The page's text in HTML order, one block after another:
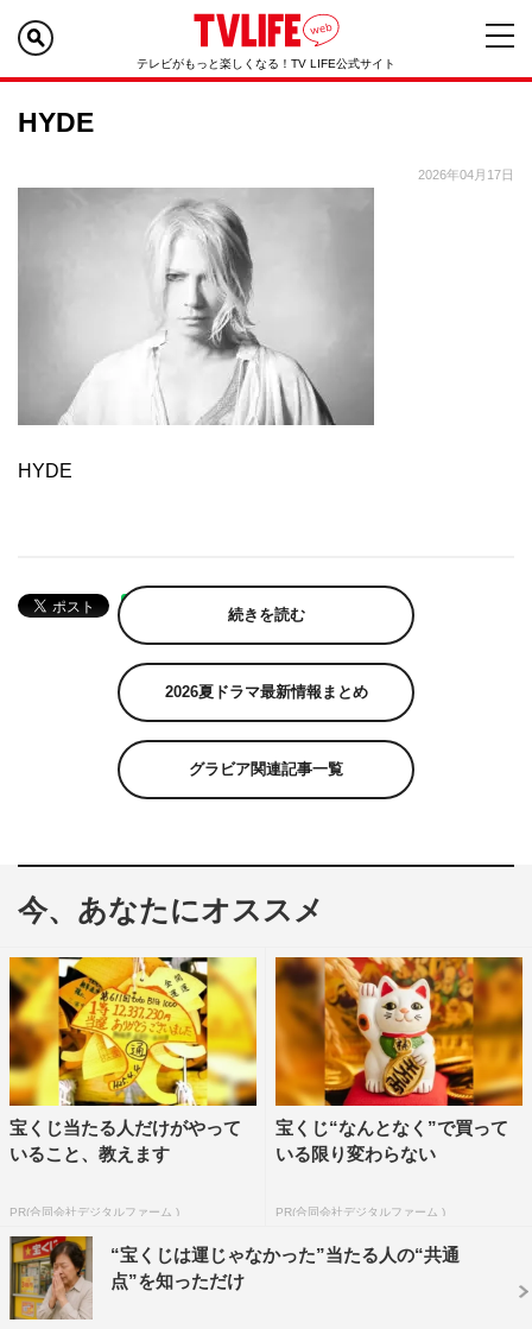
テレビがもっと楽しくなる！TV LIFE公式サイト
HYDE
2026年04月17日
HYDE
続きを読む
2026夏ドラマ最新情報まとめ
グラビア関連記事一覧
今、あなたにオススメ
宝くじ当たる人だけがやって
いること、教えます
PR(合同会社デジタルファーム )
宝くじ“なんとなく”で買って
いる限り変わらない
PR(合同会社デジタルファーム )
“宝くじは運じゃなかった”当たる人の“共通
点”を知っただけ